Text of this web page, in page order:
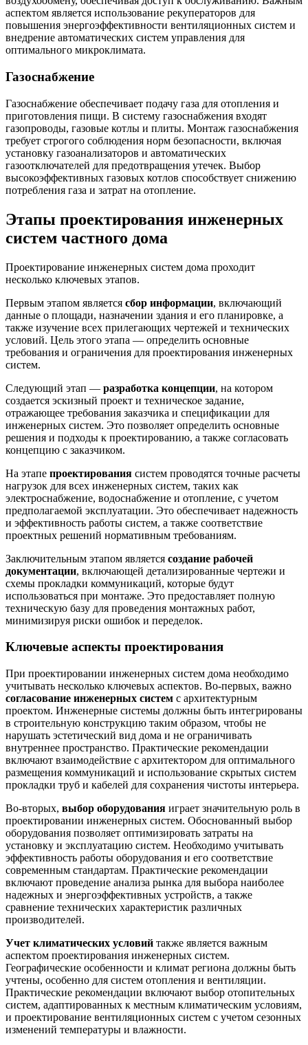
аспектом является использование рекуператоров для
повышения энергоэффективности вентиляционных систем и
внедрение автоматических систем управления для
оптимального микроклимата.
Газоснабжение
Газоснабжение обеспечивает подачу газа для отопления и
приготовления пищи. В систему газоснабжения входят
газопроводы, газовые котлы и плиты. Монтаж газоснабжения
требует строгого соблюдения норм безопасности, включая
установку газоанализаторов и автоматических
газоотключателей для предотвращения утечек. Выбор
высокоэффективных газовых котлов способствует снижению
потребления газа и затрат на отопление.
Этапы проектирования инженерных
систем частного дома
Проектирование инженерных систем дома проходит
несколько ключевых этапов.
Первым этапом является сбор информации, включающий
данные о площади, назначении здания и его планировке, а
также изучение всех прилегающих чертежей и технических
условий. Цель этого этапа — определить основные
требования и ограничения для проектирования инженерных
систем.
Следующий этап — разработка концепции, на котором
создается эскизный проект и техническое задание,
отражающее требования заказчика и спецификации для
инженерных систем. Это позволяет определить основные
решения и подходы к проектированию, а также согласовать
концепцию с заказчиком.
На этапе проектирования систем проводятся точные расчеты
нагрузок для всех инженерных систем, таких как
электроснабжение, водоснабжение и отопление, с учетом
предполагаемой эксплуатации. Это обеспечивает надежность
и эффективность работы систем, а также соответствие
проектных решений нормативным требованиям.
Заключительным этапом является создание рабочей
документации, включающей детализированные чертежи и
схемы прокладки коммуникаций, которые будут
использоваться при монтаже. Это предоставляет полную
техническую базу для проведения монтажных работ,
минимизируя риски ошибок и переделок.
Ключевые аспекты проектирования
При проектировании инженерных систем дома необходимо
учитывать несколько ключевых аспектов. Во-первых, важно
согласование инженерных систем с архитектурным
проектом. Инженерные системы должны быть интегрированы
в строительную конструкцию таким образом, чтобы не
нарушать эстетический вид дома и не ограничивать
внутреннее пространство. Практические рекомендации
включают взаимодействие с архитектором для оптимального
размещения коммуникаций и использование скрытых систем
прокладки труб и кабелей для сохранения чистоты интерьера.
Во-вторых, выбор оборудования играет значительную роль в
проектировании инженерных систем. Обоснованный выбор
оборудования позволяет оптимизировать затраты на
установку и эксплуатацию систем. Необходимо учитывать
эффективность работы оборудования и его соответствие
современным стандартам. Практические рекомендации
включают проведение анализа рынка для выбора наиболее
надежных и энергоэффективных устройств, а также
сравнение технических характеристик различных
производителей.
Учет климатических условий также является важным
аспектом проектирования инженерных систем.
Географические особенности и климат региона должны быть
учтены, особенно для систем отопления и вентиляции.
Практические рекомендации включают выбор отопительных
систем, адаптированных к местным климатическим условиям,
и проектирование вентиляционных систем с учетом сезонных
изменений температуры и влажности.